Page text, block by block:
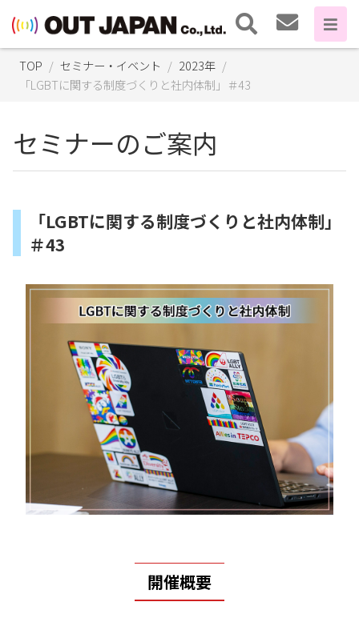
TOP セミナー・イベント
2023年
「LGBTに関する制度づくりと社内体制」＃43
セミナーのご案内
「LGBTに関する制度づくりと社内体制」
＃43
開催概要